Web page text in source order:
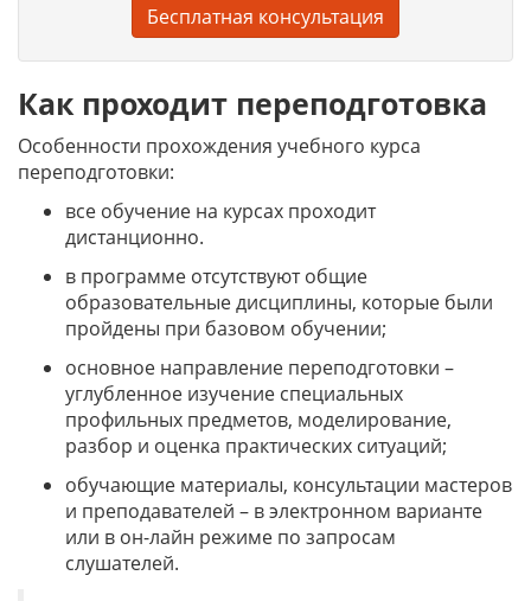
Бесплатная консультация
Как проходит переподготовка
Особенности прохождения учебного курса
переподготовки:
все обучение на курсах проходит
дистанционно.
в программе отсутствуют общие
образовательные дисциплины, которые были
пройдены при базовом обучении;
основное направление переподготовки –
углубленное изучение специальных
профильных предметов, моделирование,
разбор и оценка практических ситуаций;
обучающие материалы, консультации мастеров
и преподавателей – в электронном варианте
или в он-лайн режиме по запросам
слушателей.